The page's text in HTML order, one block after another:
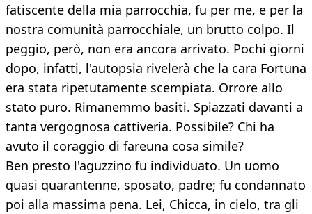
fatiscente della mia parrocchia, fu per me, e per la
nostra comunità parrocchiale, un brutto colpo. Il
peggio, però, non era ancora arrivato. Pochi giorni
dopo, infatti, l'autopsia rivelerà che la cara Fortuna
era stata ripetutamente scempiata. Orrore allo
stato puro. Rimanemmo basiti. Spiazzati davanti a
tanta vergognosa cattiveria. Possibile? Chi ha
avuto il coraggio di fareuna cosa simile?
Ben presto l'aguzzino fu individuato. Un uomo
quasi quarantenne, sposato, padre; fu condannato
poi alla massima pena. Lei, Chicca, in cielo, tra gli